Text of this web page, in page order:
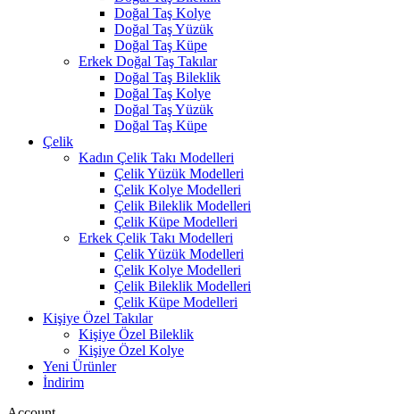
Doğal Taş Kolye
Doğal Taş Yüzük
Doğal Taş Küpe
Erkek Doğal Taş Takılar
Doğal Taş Bileklik
Doğal Taş Kolye
Doğal Taş Yüzük
Doğal Taş Küpe
Çelik
Kadın Çelik Takı Modelleri
Çelik Yüzük Modelleri
Çelik Kolye Modelleri
Çelik Bileklik Modelleri
Çelik Küpe Modelleri
Erkek Çelik Takı Modelleri
Çelik Yüzük Modelleri
Çelik Kolye Modelleri
Çelik Bileklik Modelleri
Çelik Küpe Modelleri
Kişiye Özel Takılar
Kişiye Özel Bileklik
Kişiye Özel Kolye
Yeni Ürünler
İndirim